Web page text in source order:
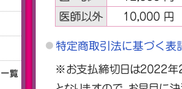
覧
医師以外
10,000 円
特定商取引法に基づく表
※お支払締切日は2022年2